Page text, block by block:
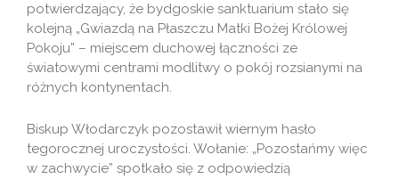
potwierdzający, że bydgoskie sanktuarium stało się
kolejną „Gwiazdą na Płaszczu Matki Bożej Królowej
Pokoju” – miejscem duchowej łączności ze
światowymi centrami modlitwy o pokój rozsianymi na
różnych kontynentach.
Biskup Włodarczyk pozostawił wiernym hasło
tegorocznej uroczystości. Wołanie: „Pozostańmy więc
w zachwycie” spotkało się z odpowiedzią